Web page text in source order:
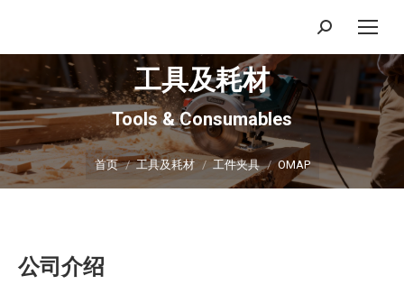
搜
索：
工具及耗材
Tools & Consumables
你在这里：
首页 工具及耗材 工件夹具 OMAP
公司介绍